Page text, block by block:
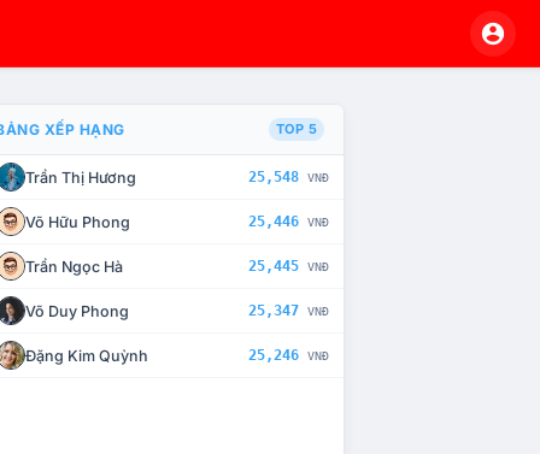
CHẾ TÀI XỬ LÝ VI PHẠM
XẾP HẠNG TOP 5
Trần Thị Hương 25,548 VNĐ
Võ Hữu Phong 25,446 VNĐ
Trần Ngọc Hà 25,445 VNĐ
Võ Duy Phong 25,347 VNĐ
Đặng Kim Quỳnh 25,246 VNĐ